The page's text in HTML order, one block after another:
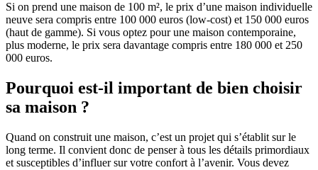
Si on prend une maison de 100 m², le prix d’une maison individuelle
neuve sera compris entre 100 000 euros (low-cost) et 150 000 euros
(haut de gamme). Si vous optez pour une maison contemporaine,
plus moderne, le prix sera davantage compris entre 180 000 et 250
000 euros.
Pourquoi est-il important de bien choisir
sa maison ?
Quand on construit une maison, c’est un projet qui s’établit sur le
long terme. Il convient donc de penser à tous les détails primordiaux
et susceptibles d’influer sur votre confort à l’avenir. Vous devez